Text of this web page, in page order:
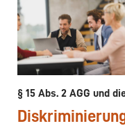
§ 15 Abs. 2 AGG und